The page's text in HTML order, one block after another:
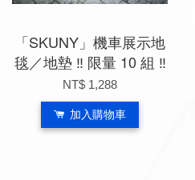
「SKUNY」機車展示地
毯／地墊 ‼ 限量 10 組 ‼
NT$ 1,288
加入購物車